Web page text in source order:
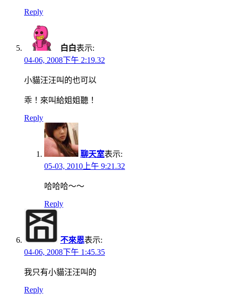
Reply
白白表示:
04-06, 2008下午 2:19.32
小貓汪汪叫的也可以
乖！來叫給姐姐聽！
Reply
聊天室表示:
05-03, 2010上午 9:21.32
哈哈哈～～
Reply
不來恩表示:
04-06, 2008下午 1:45.35
我只有小貓汪汪叫的
Reply